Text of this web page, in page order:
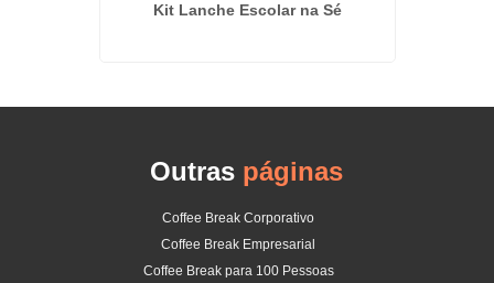
Kit Lanche Escolar na Sé
Outras páginas
Coffee Break Corporativo
Coffee Break Empresarial
Coffee Break para 100 Pessoas